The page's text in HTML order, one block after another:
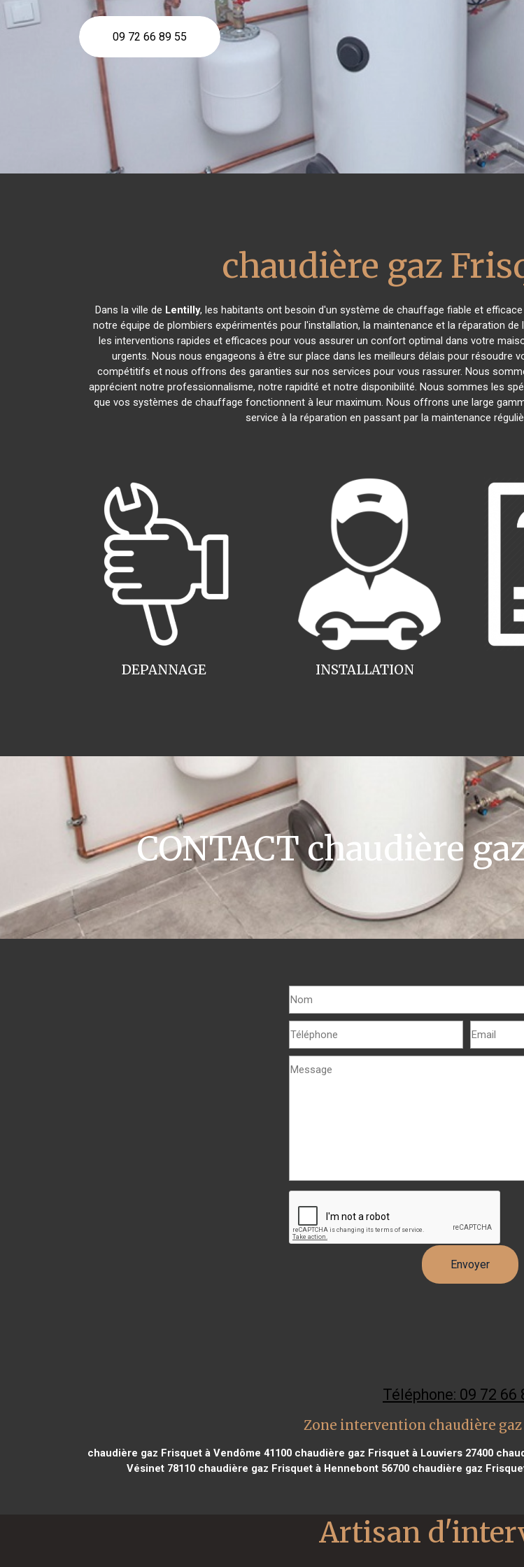
09 72 66 89 55
chaudière gaz
Dans la ville de Lentilly, les habitants ont besoin d'un système de chauffage fiable et
notre équipe de plombiers expérimentés pour l'installation, la maintenance et la réparation de
les interventions rapides et efficaces pour vous assurer un confort optimal dans votre
urgents. Nous nous engageons à être sur place dans les meilleurs délais pour résoudre
compétitifs et nous offrons des garanties sur nos services pour vous rassurer. Nous
apprécient notre professionnalisme, notre rapidité et notre disponibilité. Nous sommes les
que vos systèmes de chauffage fonctionnent à leur maximum. Nous offrons une large
service à la réparation en passant par la maintenance
INSTALLATION
DEPANNAGE
CONTACT chaudière
Téléphone: 09 72 66
Zone intervention chaudière
chaudière gaz Frisquet à Vendôme 41100 chaudière gaz Frisquet à Louviers 27400
Vésinet 78110 chaudière gaz Frisquet à Hennebont 56700 chaudière gaz
Artisan